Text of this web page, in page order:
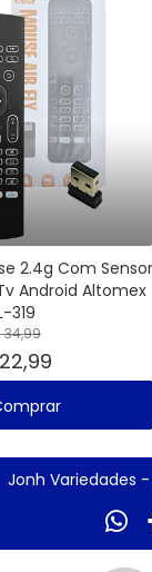
2.4g Com Sensor
Android Altomex
319
34,99
Jonh Variedades